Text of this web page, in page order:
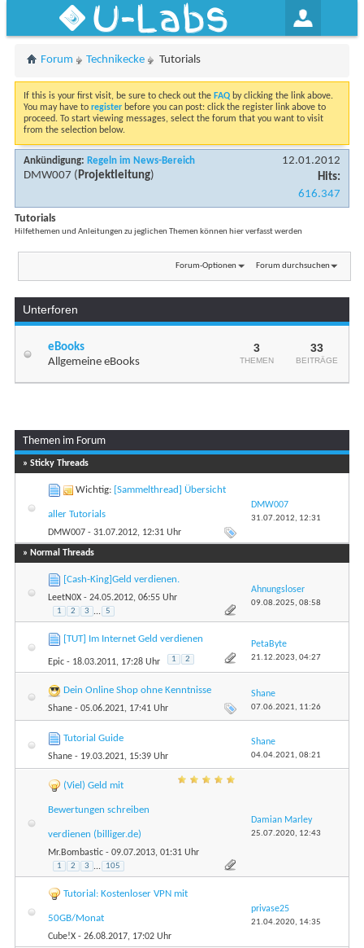
U-Labs
Forum Technikecke Tutorials
If this is your first visit, be sure to check out the FAQ by clicking the link above.
You may have to register before you can post: click the register link above to
proceed. To start viewing messages, select the forum that you want to visit
from the selection below.
Ankündigung: Regeln im News-Bereich
DMW007 (Projektleitung)
12.01.2012
Hits:
616.347
Tutorials
Hilfethemen und Anleitungen zu jeglichen Themen können hier verfasst werden
Forum-Optionen Forum durchsuchen
Unterforen
eBooks
Allgemeine eBooks
3
THEMEN
33
BEITRÄGE
Themen im Forum
» Sticky Threads
Wichtig: [Sammelthread] Übersicht
aller Tutorials
DMW007 - 31.07.2012, 12:31 Uhr
DMW007
31.07.2012, 12:31
» Normal Threads
[Cash-King]Geld verdienen.
LeetN0X - 24.05.2012, 06:55 Uhr
1 2 3 ... 5
Ahnungsloser
09.08.2025, 08:58
[TUT] Im Internet Geld verdienen
Epic - 18.03.2011, 17:28 Uhr 1 2
PetaByte
21.12.2023, 04:27
Dein Online Shop ohne Kenntnisse
Shane - 05.06.2021, 17:41 Uhr
Shane
07.06.2021, 11:26
Tutorial Guide
Shane - 19.03.2021, 15:39 Uhr
Shane
04.04.2021, 08:21
(Viel) Geld mit
Bewertungen schreiben
verdienen (billiger.de)
Mr.Bombastic - 09.07.2013, 01:31 Uhr
1 2 3 ... 105
Damian Marley
25.07.2020, 12:43
Tutorial: Kostenloser VPN mit
50GB/Monat
Cube!X - 26.08.2017, 17:02 Uhr
privase25
21.04.2020, 14:35